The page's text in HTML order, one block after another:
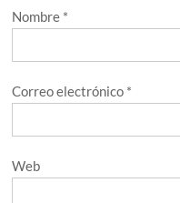
Nombre *
Correo electrónico *
Web